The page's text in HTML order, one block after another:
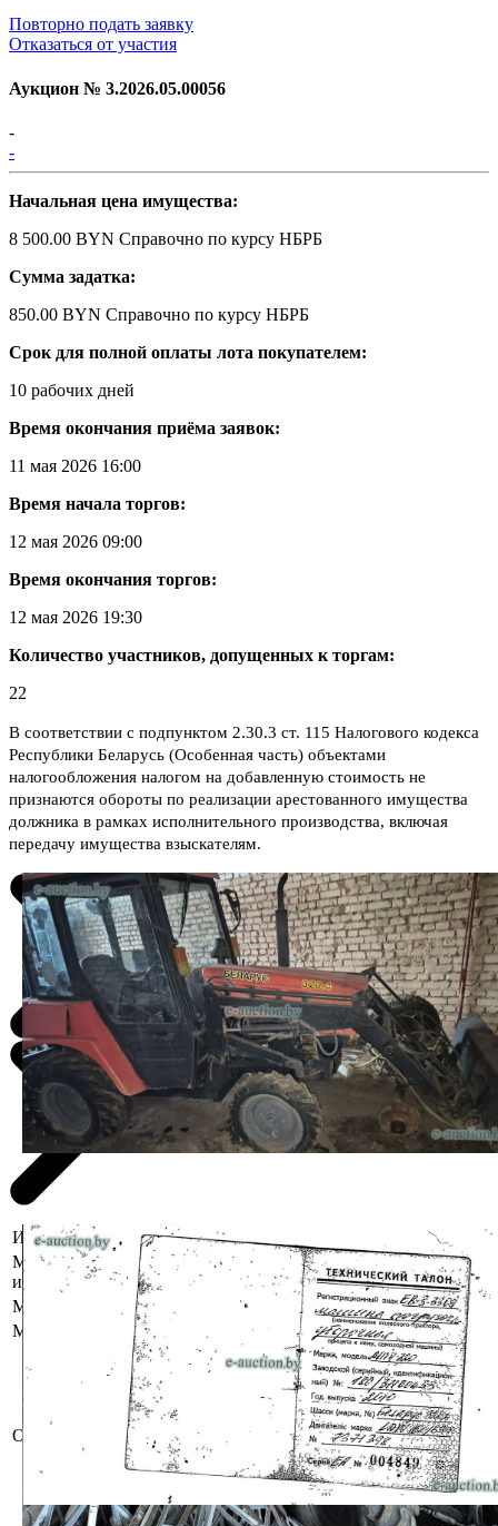
Повторно подать заявку
Отказаться от участия
Аукцион № 3.2026.05.00056
-
-
Начальная цена имущества:
8 500.00 BYN Справочно по курсу НБРБ
Сумма задатка:
850.00 BYN Справочно по курсу НБРБ
Срок для полной оплаты лота покупателем:
10 рабочих дней
Время окончания приёма заявок:
11 мая 2026 16:00
Время начала торгов:
12 мая 2026 09:00
Время окончания торгов:
12 мая 2026 19:30
Количество участников, допущенных к торгам:
22
В соответствии с подпунктом 2.30.3 ст. 115 Налогового кодекса
Республики Беларусь (Особенная часть) объектами
налогообложения налогом на добавленную стоимость не
признаются обороты по реализации арестованного имущества
должника в рамках исполнительного производства, включая
передачу имущества взыскателям.
Информация о предмете торгов
Местоположение
имущества
г. Гомель, ул. Докутович, 57
Марка
Беларус
Модель
Описание
Рег. знак ЕВ-3 3309
Зав. №180/31100433; Двигатель
№7371398
Имеются повреждения
лакокрасочного покрытия, коррозия.
При инструментальном контроле,
диагностике, разборке возможно
выявление скрытых дефектов и
неисправностей.